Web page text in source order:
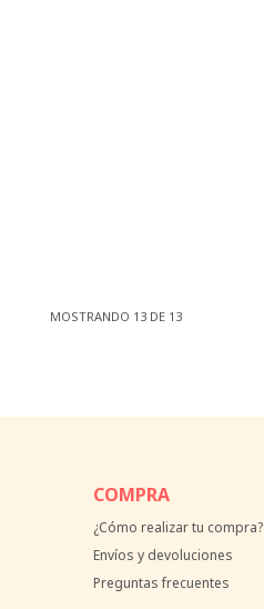
MOSTRANDO 13DE 13
COMPRA
¿Cómo realizar tu compra?
Envíos y devoluciones
Preguntas frecuentes